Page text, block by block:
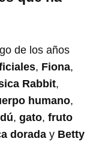
de los años
, Fiona,
Rabbit,
humano,
,gato,fruto
dorada y Betty